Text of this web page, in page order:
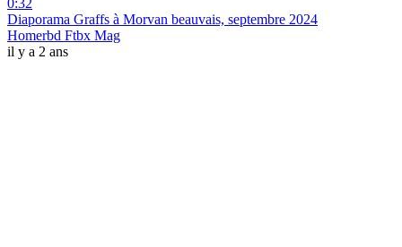
0:32
Diaporama Graffs à Morvan beauvais, septembre 2024
Homerbd Ftbx Mag
il y a 2 ans